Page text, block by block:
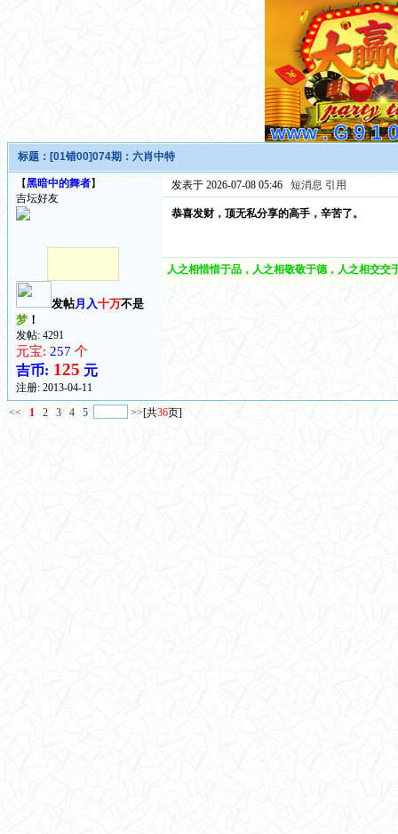
标题： [01错00]074期：六肖中特
【黑暗中的舞者】
吉坛好友
发帖月入十万不是
梦！
发帖: 4291
元宝: 257 个
吉币: 125 元
注册: 2013-04-11
发表于 2026-07-08 05:46 短消息 引用
恭喜发财，顶无私分享的高手，辛苦了。
人之相惜惜于品，人之相敬敬于德，人之相交
<< 1 2 3 4 5 >>[共36页]